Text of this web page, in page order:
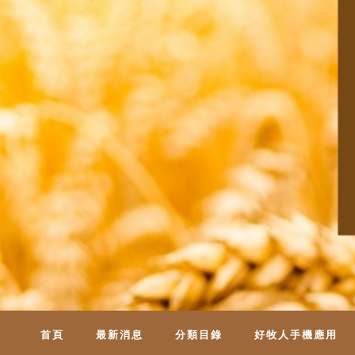
首頁 最新消息 分類目錄 好牧人手機應用